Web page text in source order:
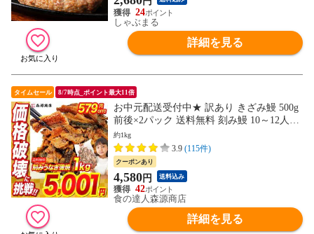
24
しゃぶまる
詳細を見る
タイムセール 8/7時点_ポイント最大11倍
お中元配送受付中★ 訳あり きざみ鰻 500g
前後×2パック 送料無料 刻み鰻 10～12人前
味付き タレ山椒なし お取り寄せグルメ 食
品 海鮮 お祝い 土用丑【最安値挑戦！5580
円→4580円セール】
約1kg
3.9 (115件)
クーポンあり
4,580円 送料込み
42
食の達人森源商店
詳細を見る